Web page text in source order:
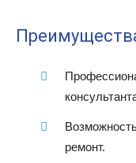
ремонт.